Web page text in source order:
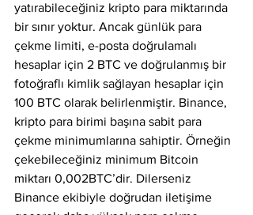
yatırabileceğiniz kripto para miktarında
bir sınır yoktur. Ancak günlük para
çekme limiti, e-posta doğrulamalı
hesaplar için 2 BTC ve doğrulanmış bir
fotoğraflı kimlik sağlayan hesaplar için
100 BTC olarak belirlenmiştir. Binance,
kripto para birimi başına sabit para
çekme minimumlarına sahiptir. Örneğin
çekebileceğiniz minimum Bitcoin
miktarı 0,002BTC’dir. Dilerseniz
Binance ekibiyle doğrudan iletişime